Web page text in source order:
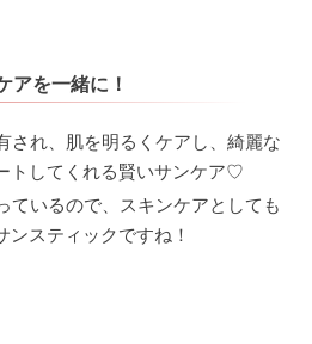
アを一緒に！
され、肌を明るくケアし、綺麗な
トしてくれる賢いサンケア♡
ているので、スキンケアとしても
スティックですね！